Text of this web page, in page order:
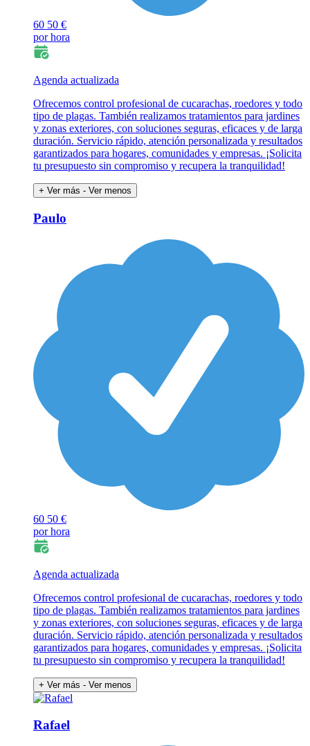
60 50 €
por hora
Agenda actualizada
Ofrecemos control profesional de cucarachas, roedores y todo
tipo de plagas. También realizamos tratamientos para jardines
y zonas exteriores, con soluciones seguras, eficaces y de larga
duración. Servicio rápido, atención personalizada y resultados
garantizados para hogares, comunidades y empresas. ¡Solicita
tu presupuesto sin compromiso y recupera la tranquilidad!
+ Ver más - Ver menos
Paulo
60 50 €
por hora
Agenda actualizada
Ofrecemos control profesional de cucarachas, roedores y todo
tipo de plagas. También realizamos tratamientos para jardines
y zonas exteriores, con soluciones seguras, eficaces y de larga
duración. Servicio rápido, atención personalizada y resultados
garantizados para hogares, comunidades y empresas. ¡Solicita
tu presupuesto sin compromiso y recupera la tranquilidad!
+ Ver más - Ver menos
Rafael